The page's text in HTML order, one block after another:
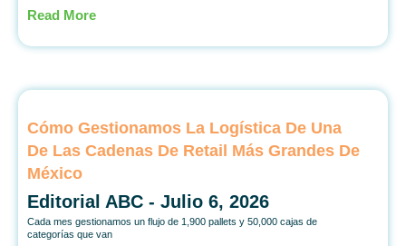
Read More
Cómo Gestionamos La Logística De Una
De Las Cadenas De Retail Más Grandes De
México
Editorial ABC Julio 6, 2026
Cada mes gestionamos un flujo de 1,900 pallets y 50,000 cajas de
categorías que van